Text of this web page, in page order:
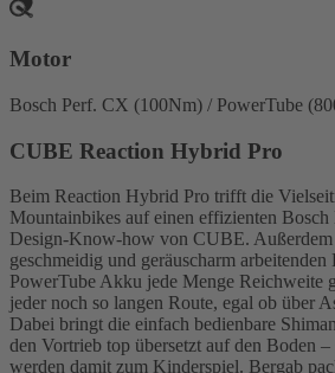
Motor
Bosch Perf. CX (100Nm) / PowerTube
CUBE Reaction Hybrid Pro
Beim Reaction Hybrid Pro trifft die
Mountainbikes auf einen effizienten
Design-Know-how von CUBE. Außerdem
geschmeidig und geräuscharm
PowerTube Akku jede Menge Reichweite
jeder noch so langen Route, egal ob über
Dabei bringt die einfach bedienbare
den Vortrieb top übersetzt auf den Boden –
werden damit zum Kinderspiel. Bergab